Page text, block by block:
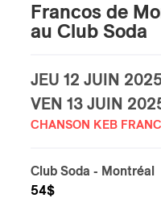
Francos de
au Club Soda
JEU 12 JUIN
VEN 13 JUIN
CHANSON KEB
Club Soda - Montréal
54$